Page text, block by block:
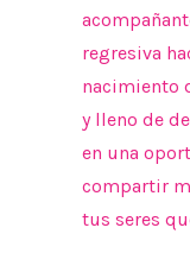
regresiva
nacimiento
y lleno de
en una
compartir
tus seres